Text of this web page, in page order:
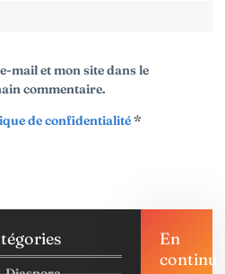
mail et mon site dans le
commentaire.
de confidentialité*
En
continu